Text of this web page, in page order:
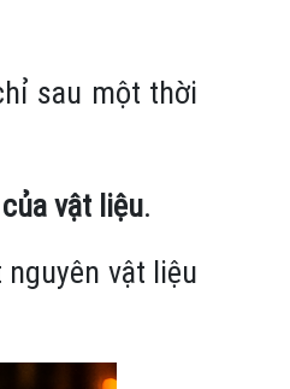
sau một thời
vật liệu.
vật liệu